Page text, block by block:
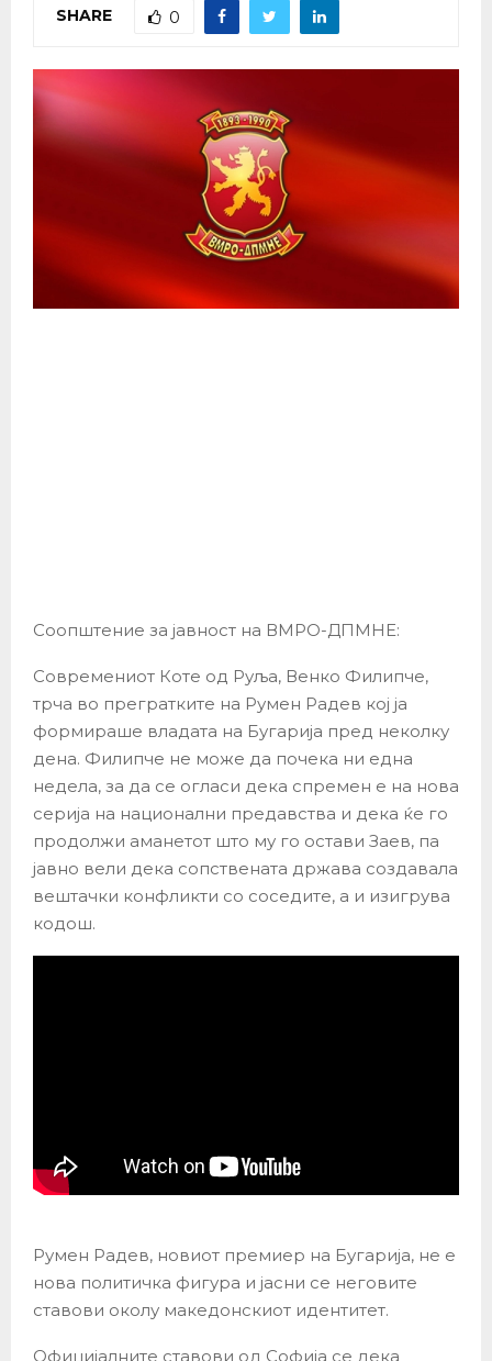
SHARE 0
Соопштение за јавност на ВМРО-ДПМНЕ:
Современиот Коте од Руља, Венко Филипче,
трча во прегратките на Румен Радев кој ја
формираше владата на Бугарија пред неколку
дена. Филипче не може да почека ни една
недела, за да се огласи дека спремен е на нова
серија на национални предавства и дека ќе го
продолжи аманетот што му го остави Заев, па
јавно вели дека сопствената држава создавала
вештачки конфликти со соседите, а и изигрува
кодош.
Румен Радев, новиот премиер на Бугарија, не е
нова политичка фигура и јасни се неговите
ставови околу македонскиот идентитет.
Официјалните ставови од Софија се дека